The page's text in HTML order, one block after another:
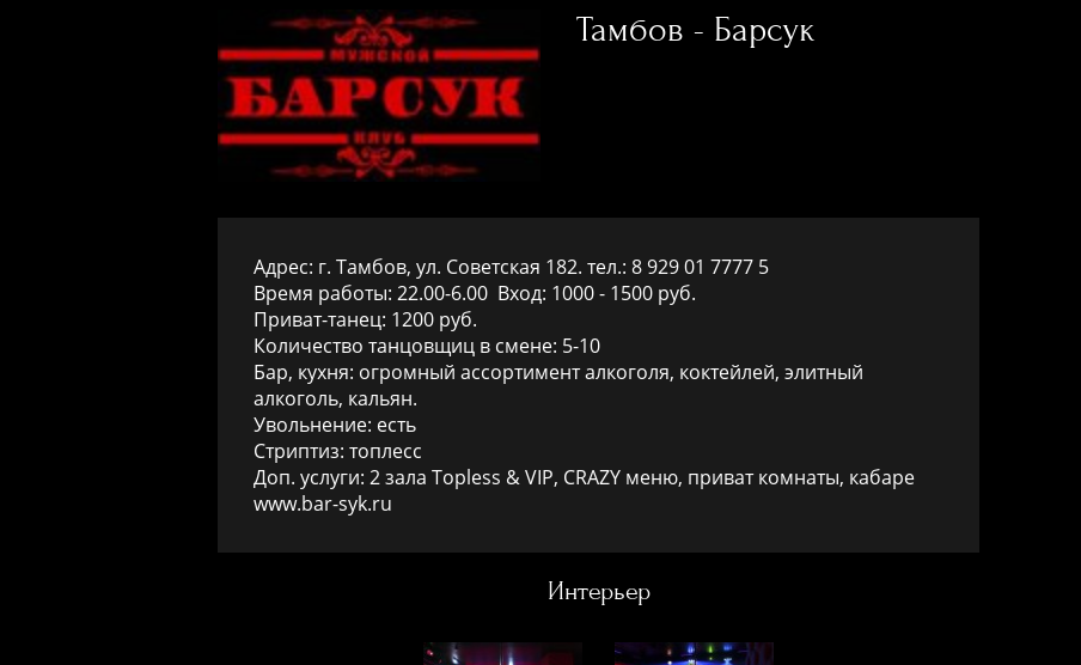
Тамбов - Барсук
Адрес: г. Тамбов, ул. Советская 182. тел.: 8 929 01 7777 5
Время работы: 22.00-6.00 Вход: 1000 - 1500 руб.
Приват-танец: 1200 руб.
Количество танцовщиц в смене: 5-10
Бар, кухня: огромный ассортимент алкоголя, коктейлей, элитный
алкоголь, кальян.
Увольнение: есть
Стриптиз: топлесс
Доп. услуги: 2 зала Topless & VIP, CRAZY меню, приват комнаты, кабаре
www.bar-syk.ru
Интерьер